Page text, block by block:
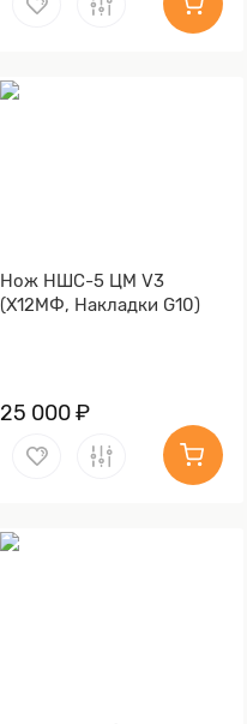
Нож НШС-5 ЦМ V3
(Х12МФ, Накладки G10)
25 000 ₽